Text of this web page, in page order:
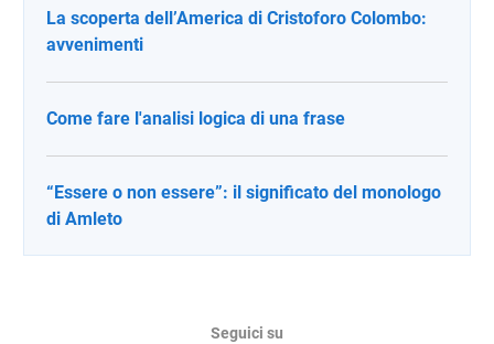
La scoperta dell’America di Cristoforo Colombo:
avvenimenti
Come fare l'analisi logica di una frase
“Essere o non essere”: il significato del monologo
di Amleto
Seguici su